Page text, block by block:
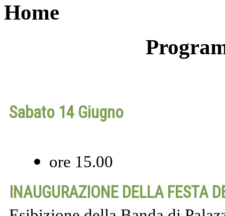
Home
Sabato 14 Giugno
ore 15.00
INAUGURAZIONE DELLA FESTA